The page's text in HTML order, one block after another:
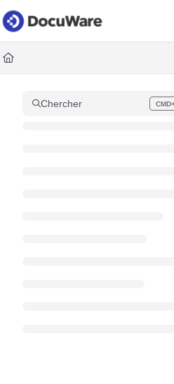
Documentation
Fetch the complete documentation
Use this file to discover all
Chercher
Press CMD+K to open search